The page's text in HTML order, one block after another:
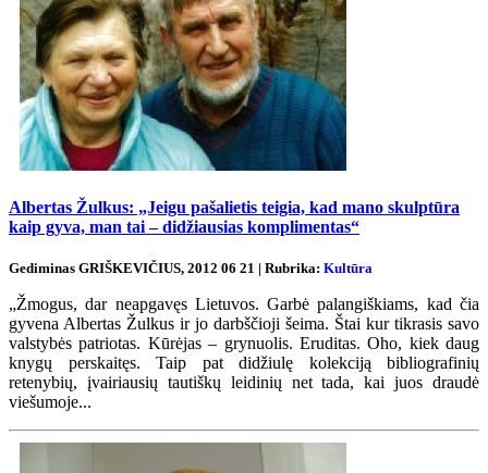
Albertas Žulkus: „Jeigu pašalietis teigia, kad mano skulptūra
kaip gyva, man tai – didžiausias komplimentas“
Gediminas GRIŠKEVIČIUS, 2012 06 21 | Rubrika: Kultūra
„Žmogus, dar neapgavęs Lietuvos. Garbė palangiškiams, kad čia
gyvena Albertas Žulkus ir jo darbščioji šeima. Štai kur tikrasis savo
valstybės patriotas. Kūrėjas – grynuolis. Eruditas. Oho, kiek daug
knygų perskaitęs. Taip pat didžiulę kolekciją bibliografinių
retenybių, įvairiausių tautiškų leidinių net tada, kai juos draudė
viešumoje...